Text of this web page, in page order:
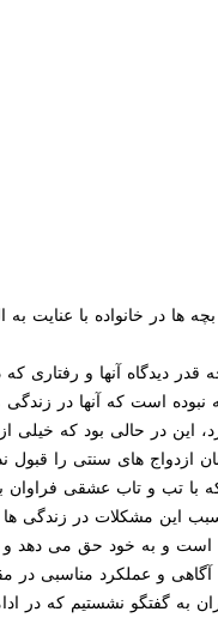
در خانواده با عنایت به
دیدگاه آنها و رفتاری
است که آنها در
این در حالی بود که
ازدواج های سنتی را
با تب و تاب عشقی فراوان
این مشکلات در زندگی ها
است و به خود حق می
و عملکرد مناسبی در
به گفتگو نشستیم که در